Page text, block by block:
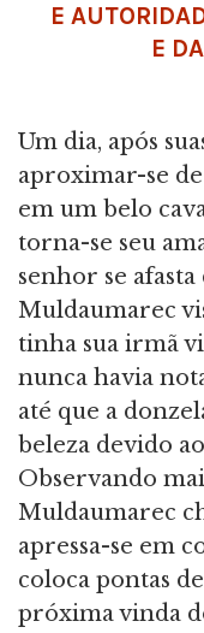
E
E
Um dia, após
aproximar-se
em um belo
torna-se seu
senhor se
Muldaumarec
tinha sua irmã
nunca havia
até que a
beleza devido
Observando
Muldaumarec
apressa-se em
coloca pontas
próxima vinda